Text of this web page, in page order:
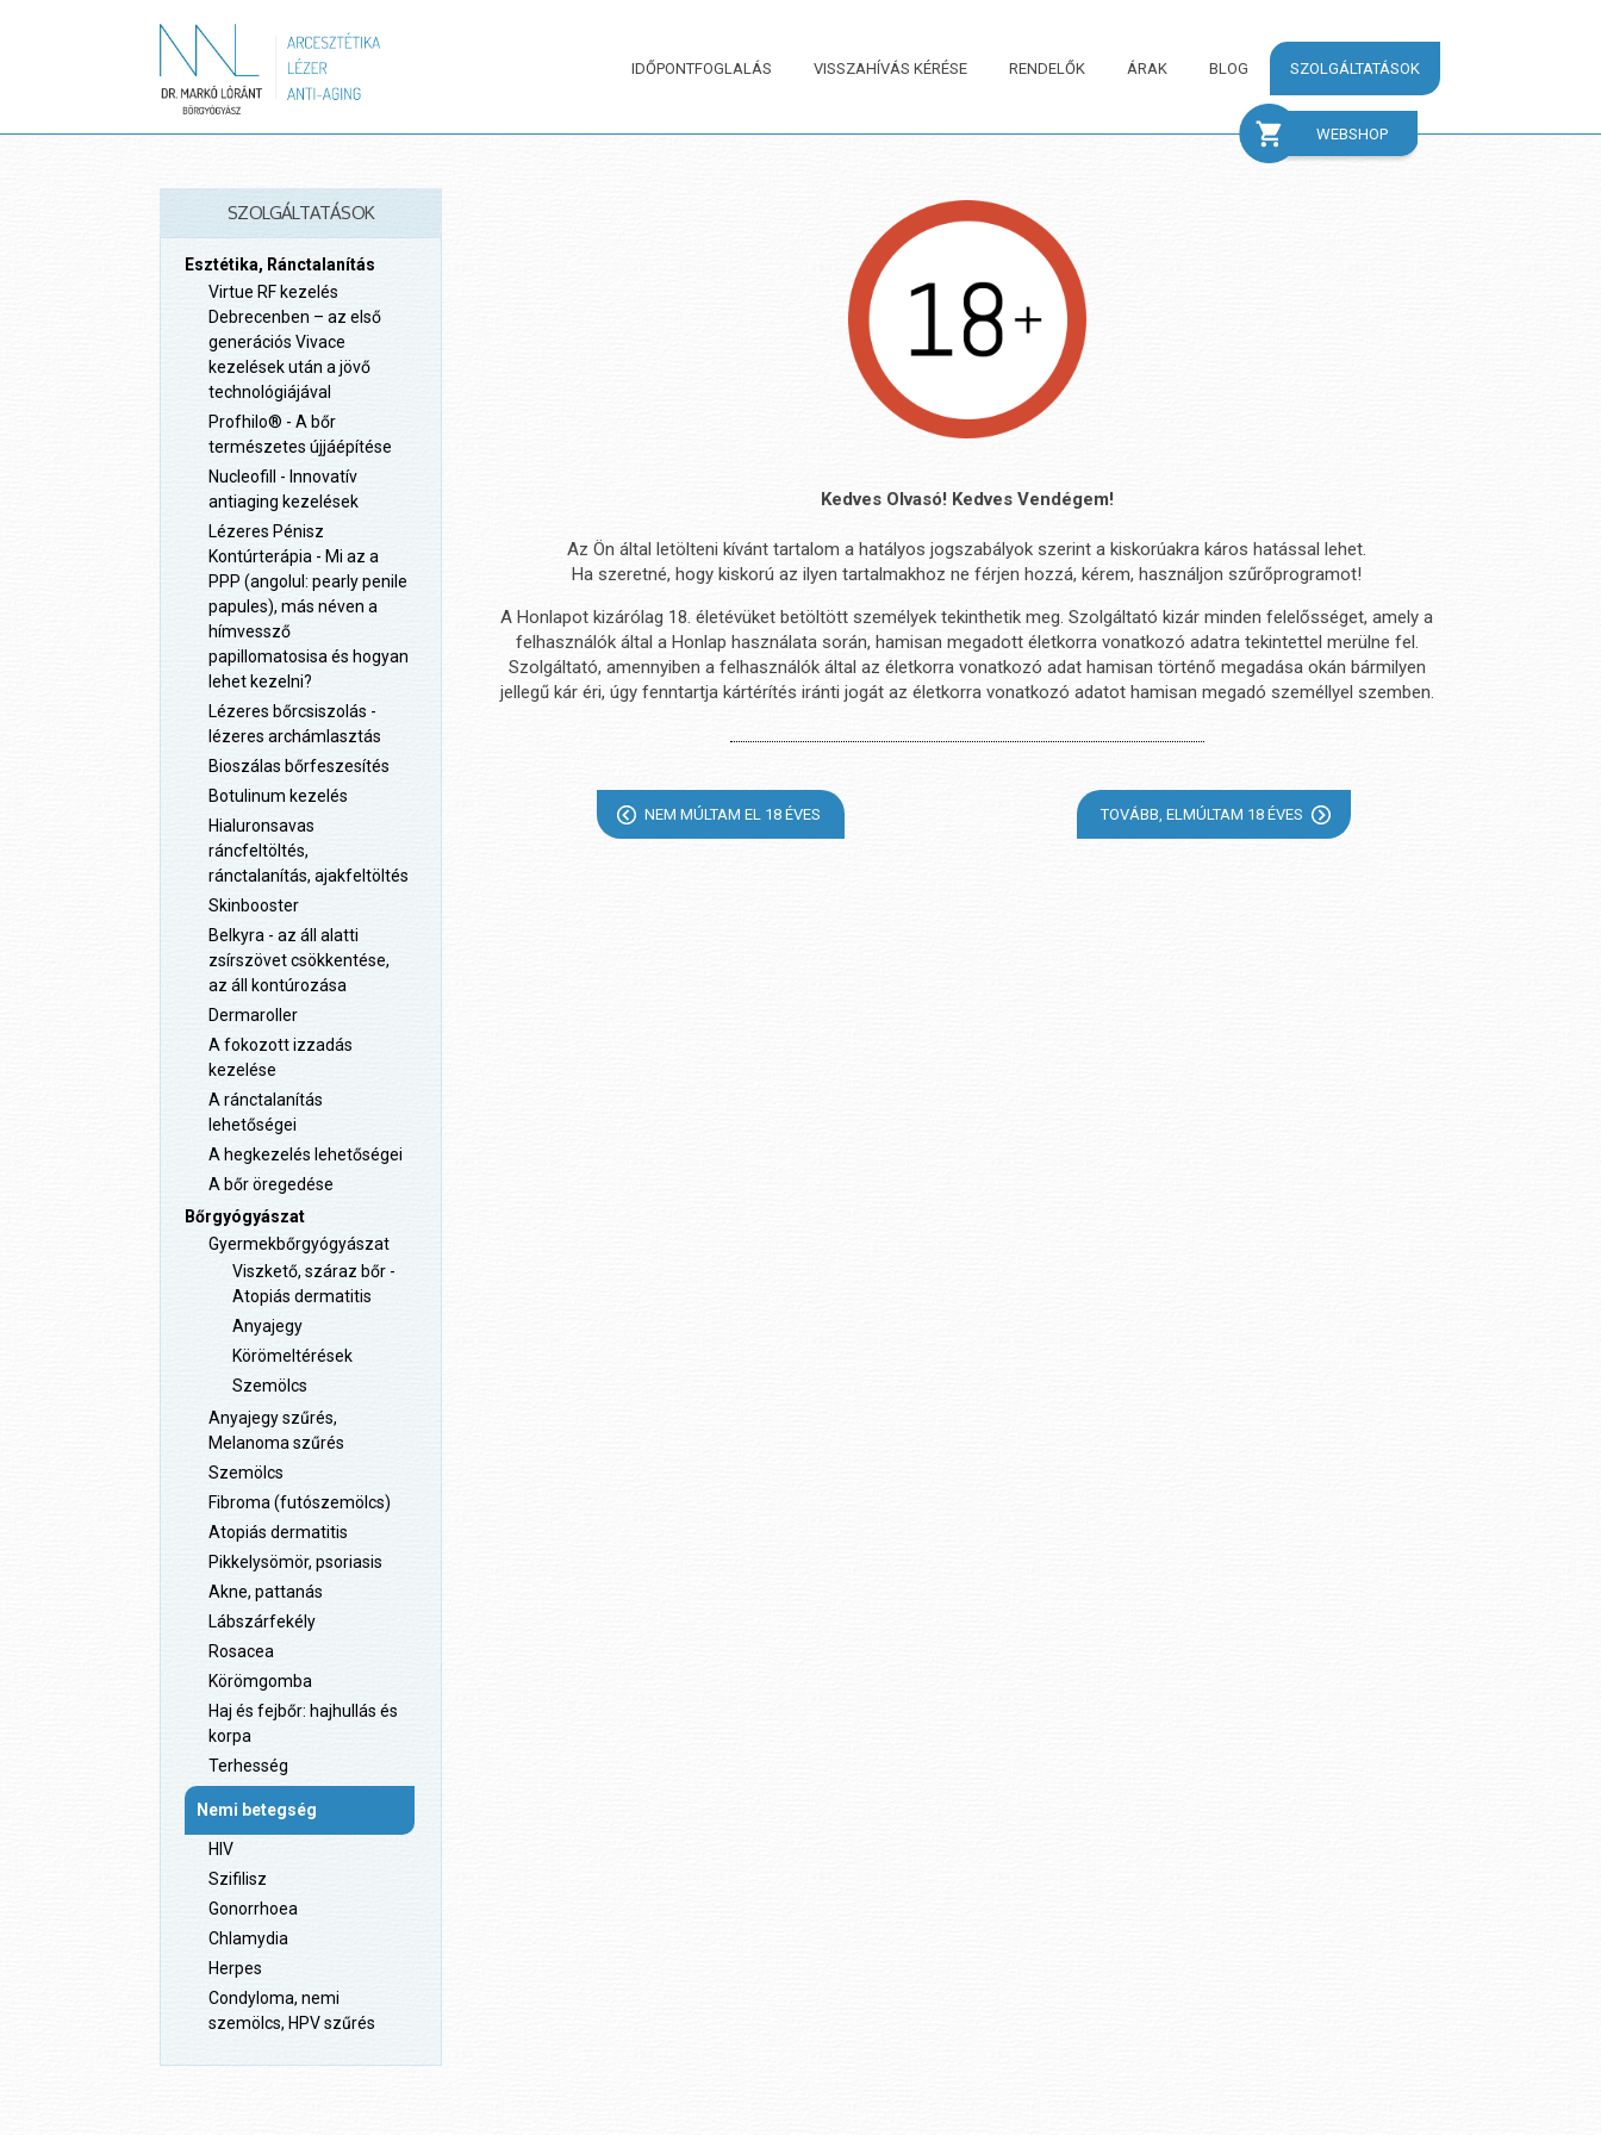
WEBSHOP
IDŐPONTFOGLALÁS VISSZAHÍVÁS KÉRÉSE RENDELŐK ÁRAK BLOG SZOLGÁLTATÁSOK
SZOLGÁLTATÁSOK
Esztétika, Ránctalanítás
Virtue RF kezelés
Debrecenben – az első
generációs Vivace
kezelések után a jövő
technológiájával
Profhilo® - A bőr
természetes újjáépítése
Nucleofill - Innovatív
antiaging kezelések
Lézeres Pénisz
Kontúrterápia - Mi az a
PPP (angolul: pearly penile
papules), más néven a
hímvessző
papillomatosisa és hogyan
lehet kezelni?
Lézeres bőrcsiszolás -
lézeres archámlasztás
Bioszálas bőrfeszesítés
Botulinum kezelés
Hialuronsavas
ráncfeltöltés,
ránctalanítás, ajakfeltöltés
Skinbooster
Belkyra - az áll alatti
zsírszövet csökkentése,
az áll kontúrozása
Dermaroller
A fokozott izzadás
kezelése
A ránctalanítás
lehetőségei
A hegkezelés lehetőségei
A bőr öregedése
Bőrgyógyászat
Gyermekbőrgyógyászat
Viszkető, száraz bőr -
Atopiás dermatitis
Anyajegy
Körömeltérések
Szemölcs
Anyajegy szűrés,
Melanoma szűrés
Szemölcs
Fibroma (futószemölcs)
Atopiás dermatitis
Pikkelysömör, psoriasis
Akne, pattanás
Lábszárfekély
Rosacea
Körömgomba
Haj és fejbőr: hajhullás és
korpa
Terhesség
Nemi betegség
HIV
Szifilisz
Gonorrhoea
Chlamydia
Herpes
Condyloma, nemi
szemölcs, HPV szűrés
Kedves Olvasó! Kedves Vendégem!
Az Ön által letölteni kívánt tartalom a hatályos jogszabályok szerint a kiskorúakra káros hatással lehet.
Ha szeretné, hogy kiskorú az ilyen tartalmakhoz ne férjen hozzá, kérem, használjon szűrőprogramot!
A Honlapot kizárólag 18. életévüket betöltött személyek tekinthetik meg. Szolgáltató kizár minden felelősséget, amely a
felhasználók által a Honlap használata során, hamisan megadott életkorra vonatkozó adatra tekintettel merülne fel.
Szolgáltató, amennyiben a felhasználók által az életkorra vonatkozó adat hamisan történő megadása okán bármilyen
jellegű kár éri, úgy fenntartja kártérítés iránti jogát az életkorra vonatkozó adatot hamisan megadó személlyel szemben.
NEM MÚLTAM EL 18 ÉVES TOVÁBB, ELMÚLTAM 18 ÉVES